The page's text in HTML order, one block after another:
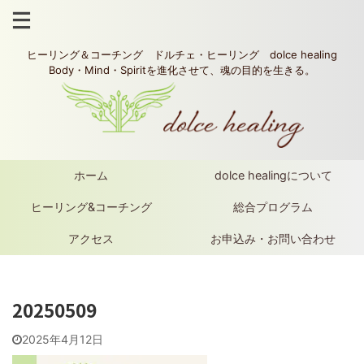
ヒーリング＆コーチング ドルチェ・ヒーリング dolce healing
Body・Mind・Spiritを進化させて、魂の目的を生きる。
ホーム dolce healingについて
ヒーリング&コーチング 総合プログラム
アクセス お申込み・お問い合わせ
20250509
2025年4月12日